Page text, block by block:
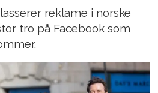
reklame i norske
tro på Facebook som